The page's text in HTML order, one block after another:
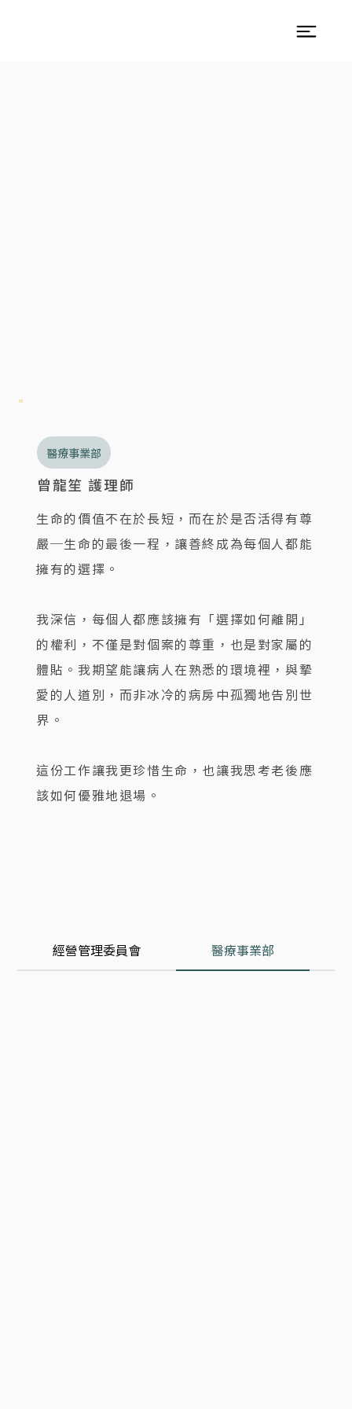
醫療事業部
曾龍笙 護理師
生命的價值不在於長短，而在於是否活得有尊
嚴─生命的最後一程，讓善終成為每個人都能
擁有的選擇。
我深信，每個人都應該擁有「選擇如何離開」
的權利，不僅是對個案的尊重，也是對家屬的
體貼。我期望能讓病人在熟悉的環境裡，與摯
愛的人道別，而非冰冷的病房中孤獨地告別世
界。
這份工作讓我更珍惜生命，也讓我思考老後應
該如何優雅地退場。
經營管理委員會 醫療事業部